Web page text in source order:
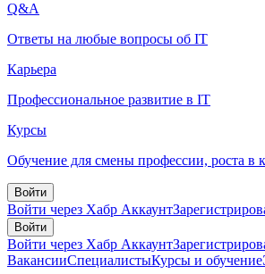
Q&A
Ответы на любые вопросы об IT
Карьера
Профессиональное развитие в IT
Курсы
Обучение для смены профессии, роста в
Войти
Войти через Хабр Аккаунт
Войти
Войти через Хабр Аккаунт
ВакансииСпециалистыКурсы и обучение